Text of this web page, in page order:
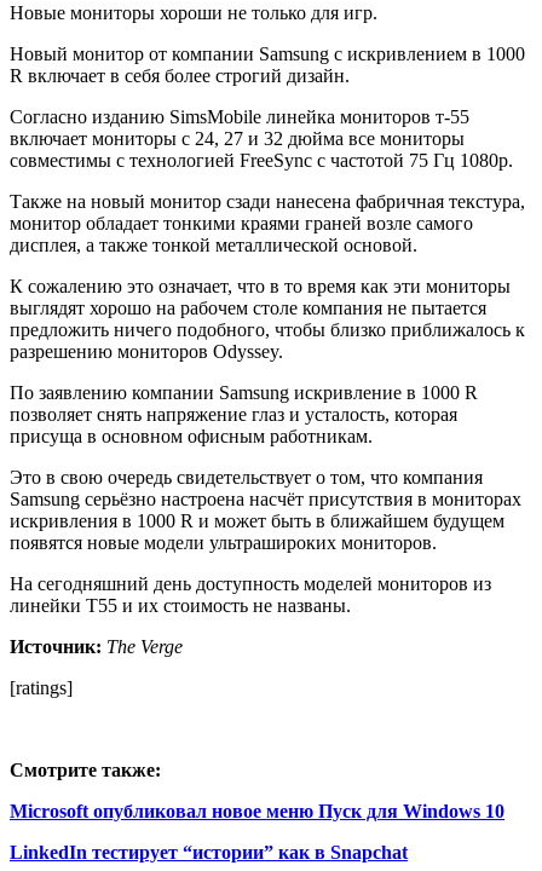
Новые мониторы хороши не только для игр.
Новый монитор от компании Samsung с искривлением в 1000
R включает в себя более строгий дизайн.
Согласно изданию SimsMobile линейка мониторов т-55
включает мониторы с 24, 27 и 32 дюйма все мониторы
совместимы с технологией FreeSync с частотой 75 Гц 1080p.
Также на новый монитор сзади нанесена фабричная текстура,
монитор обладает тонкими краями граней возле самого
дисплея, а также тонкой металлической основой.
К сожалению это означает, что в то время как эти мониторы
выглядят хорошо на рабочем столе компания не пытается
предложить ничего подобного, чтобы близко приближалось к
разрешению мониторов Odyssey.
По заявлению компании Samsung искривление в 1000 R
позволяет снять напряжение глаз и усталость, которая
присуща в основном офисным работникам.
Это в свою очередь свидетельствует о том, что компания
Samsung серьёзно настроена насчёт присутствия в мониторах
искривления в 1000 R и может быть в ближайшем будущем
появятся новые модели ультрашироких мониторов.
На сегодняшний день доступность моделей мониторов из
линейки T55 и их стоимость не названы.
Источник: The Verge
[ratings]
Смотрите также:
Microsoft опубликовал новое меню Пуск для Windows 10
LinkedIn тестирует “истории” как в Snapchat